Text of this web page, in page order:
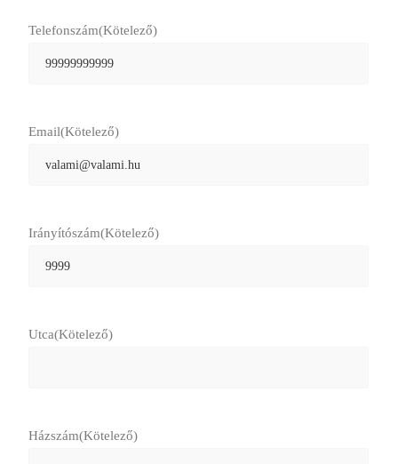
Telefonszám(Kötelező)
Email(Kötelező)
Irányítószám(Kötelező)
Utca(Kötelező)
Házszám(Kötelező)